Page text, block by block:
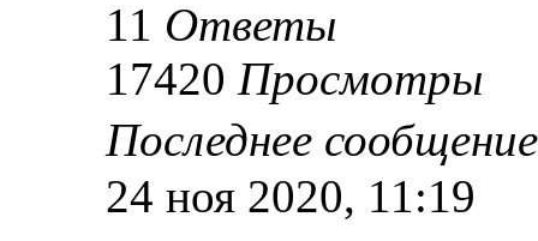
11 Ответы
17420 Просмотры
Последнее
24 ноя 2020, 11:19